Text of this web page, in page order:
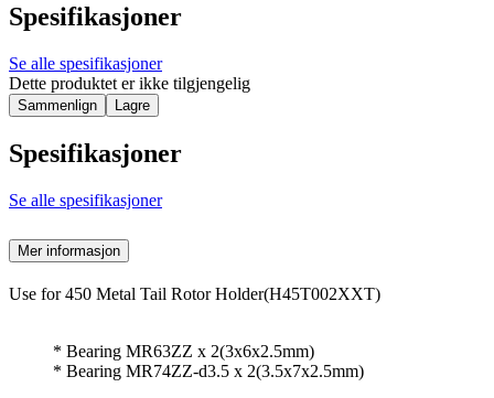
Spesifikasjoner
Se alle spesifikasjoner
Dette produktet er ikke tilgjengelig
Sammenlign Lagre
Spesifikasjoner
Se alle spesifikasjoner
Mer informasjon
Use for 450 Metal Tail Rotor Holder(H45T002XXT)
* Bearing MR63ZZ x 2(3x6x2.5mm)
* Bearing MR74ZZ-d3.5 x 2(3.5x7x2.5mm)